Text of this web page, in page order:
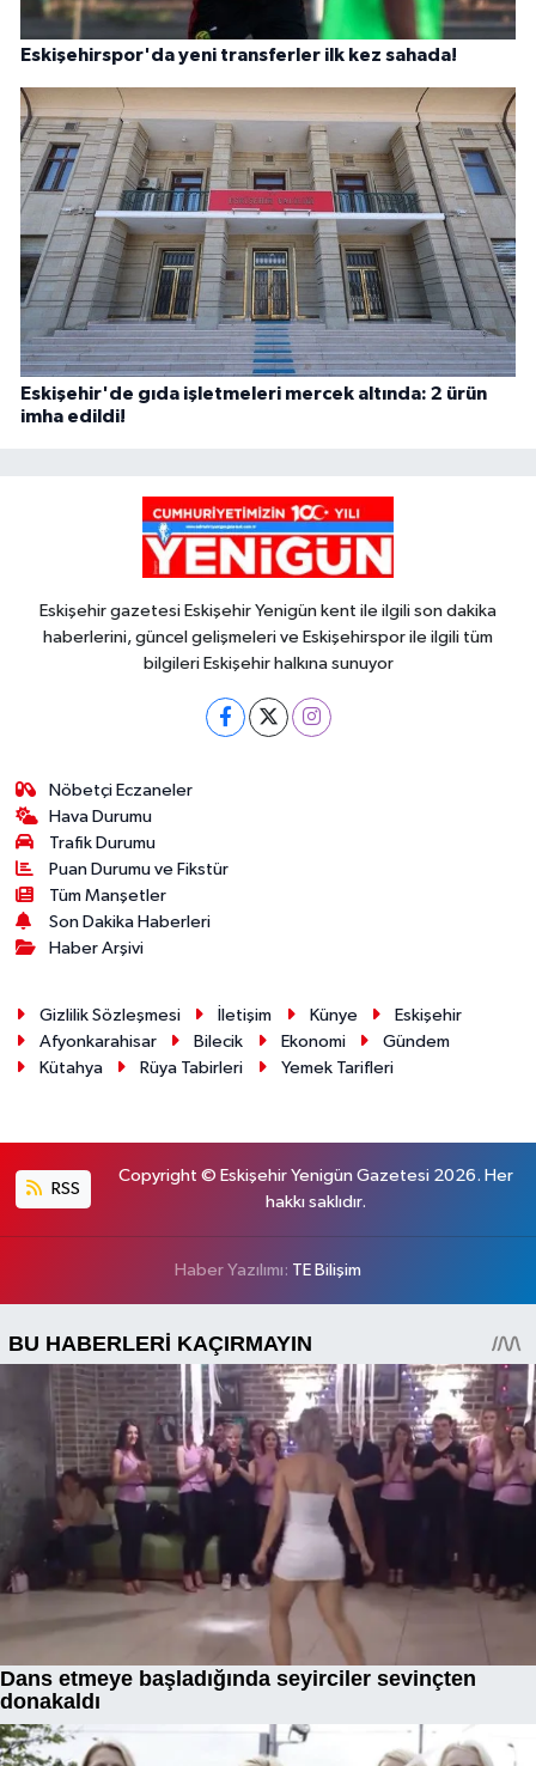
Eskişehirspor'da yeni transferler ilk kez sahada!
Eskişehir'de gıda işletmeleri mercek altında: 2 ürün
imha edildi!
Eskişehir gazetesi Eskişehir Yenigün kent ile ilgili son dakika
haberlerini, güncel gelişmeleri ve Eskişehirspor ile ilgili tüm
bilgileri Eskişehir halkına sunuyor
Nöbetçi Eczaneler
Hava Durumu
Trafik Durumu
Puan Durumu ve Fikstür
Tüm Manşetler
Son Dakika Haberleri
Haber Arşivi
Gizlilik Sözleşmesi İletişim Künye
Eskişehir
Afyonkarahisar
Bilecik Ekonomi
Gündem
Kütahya
Rüya Tabirleri Yemek Tarifleri
RSS
Copyright © Eskişehir Yenigün Gazetesi 2026. Her
hakkı saklıdır.
Haber Yazılımı: TE Bilişim